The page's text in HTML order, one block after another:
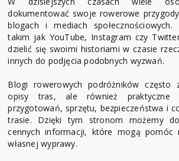
dokumentować swoje rowerowe
blogach i mediach
takim jak YouTube, Instagram czy
dzielić się swoimi historiami w czasie
innych do podjęcia podobnych wyzwań.
Blogi rowerowych podróżników często
opisy tras, ale również praktyczne
przygotowań, sprzętu, bezpieczeństwa i
trasie. Dzięki tym stronom możemy
cennych informacji, które mogą pomóc
własnej wyprawy.